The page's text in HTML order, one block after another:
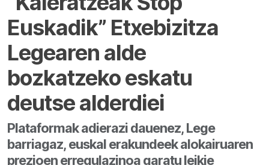
Euskadik” Etxebizitza
Legearen alde
bozkatzeko eskatu
deutse alderdiei
Plataformak adierazi dauenez, Lege
barriagaz, euskal erakundeek alokairuaren
prezioen erregulazinoa garatu leikie